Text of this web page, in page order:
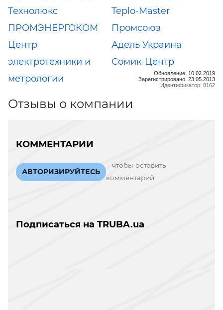
Технолюкс
Teplo-Master
ПРОМЭНЕРГОКОМ
Промсоюз
Центр
электротехники и
метрологии
Адель Украина
Сомик-Центр
Обновление: 10.02.2019
Зарегистрировано: 23.05.2013
Идентификатор: 8162
Отзывы о компании
КОММЕНТАРИИ
АВТОРИЗИРУЙТЕСЬ
чтобы оставить
комментарий
Подписаться на TRUBA.ua